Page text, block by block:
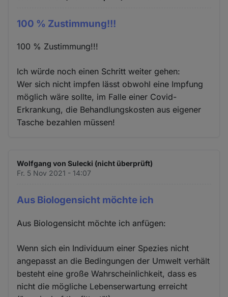
100 % Zustimmung!!!
100 % Zustimmung!!!
Ich würde noch einen Schritt weiter gehen:
Wer sich nicht impfen lässt obwohl eine Impfung
möglich wäre sollte, im Falle einer Covid-
Erkrankung, die Behandlungskosten aus eigener
Tasche bezahlen müssen!
Wolfgang von Sulecki (nicht überprüft)
Fr. 5 Nov 2021 - 14:07
Aus Biologensicht möchte ich
Aus Biologensicht möchte ich anfügen:
Wenn sich ein Individuum einer Spezies nicht
angepasst an die Bedingungen der Umwelt verhält
besteht eine große Wahrscheinlichkeit, dass es
nicht die mögliche Lebenserwartung erreicht